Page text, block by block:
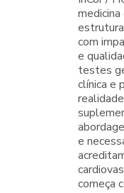
com
e
testes
clínica e
e
começa